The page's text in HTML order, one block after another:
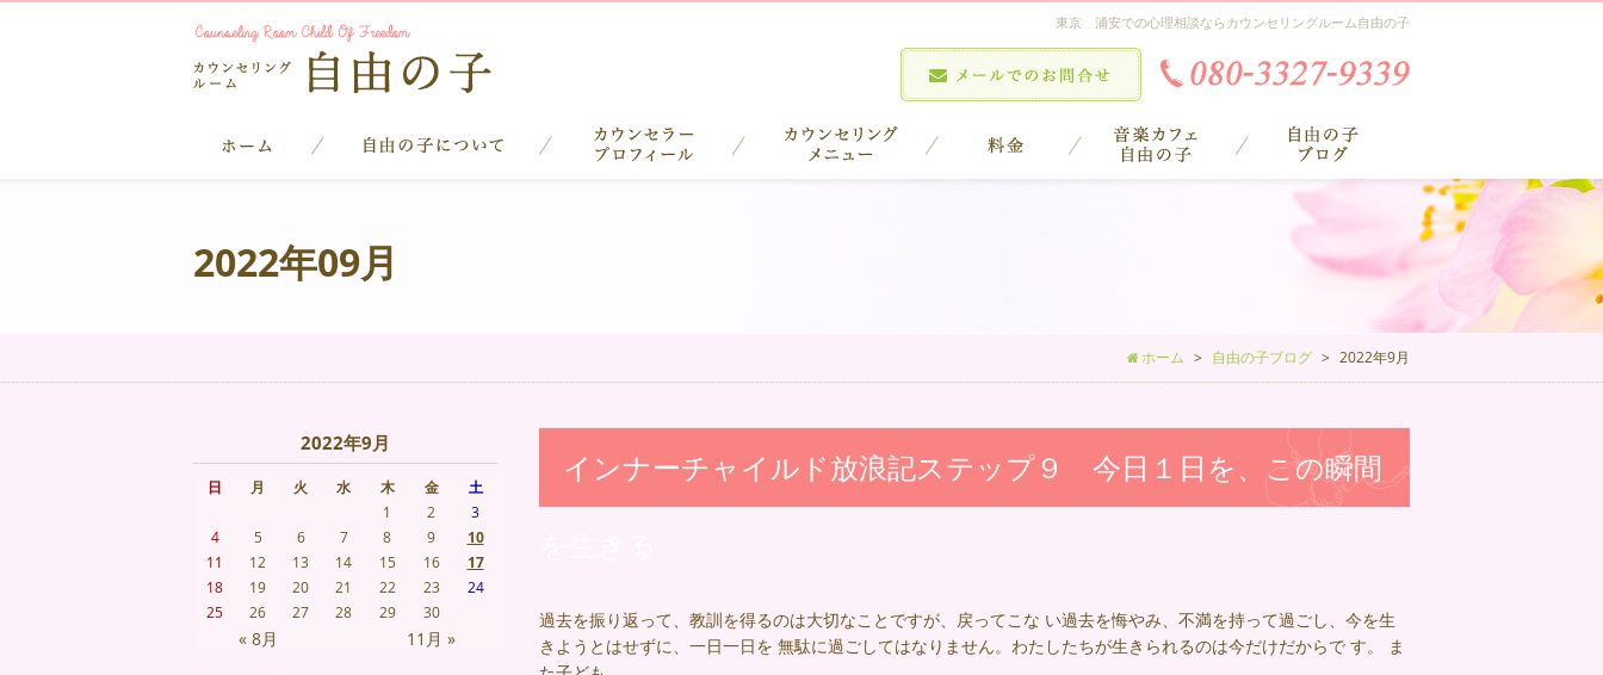
東京 浦安での心理相談ならカウンセリングルーム自由の子
2022年09月
ホーム 自由の子ブログ 2022年9月
インナーチャイルド放浪記ステップ９ 今日１日を、この瞬間
過去を振り返って、教訓を得るのは大切なことですが、戻ってこな い過去を悔やみ、不満を持って過ごし、今を生
きようとはせずに、一日一日を 無駄に過ごしてはなりません。わたしたちが生きられるのは今だけだからで す。 ま
2022年9月
日 月 火 水 木 金 土
« 8月 11月 »
1 2
3
4
5 6 7 8 9
10
11
12 13 14 15 16
17
18
19 20 21 22 23
24
25
26 27 28 29 30